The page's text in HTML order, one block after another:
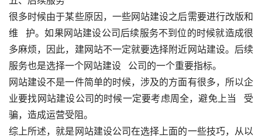
很多时候由于某些原因，一些网站建设之后需要进行改版和
维   护。如果网站建设公司后续服务不到位的时候就造成很
多麻烦，因此，建网站不一定就要选择附近网站建设。后续
服务也是选择一个网站建设   公司的一个重要指标。
网站建设不是一件简单的时候，涉及的方面有很多，所以企
业要找网站建设公司的时候一定要考虑周全，避免上当   受
骗，造成运营受阻。
综上所述，就是网站建设公司在选择上面的一些技巧，从以